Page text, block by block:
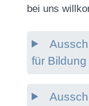
bei uns
für Bildung